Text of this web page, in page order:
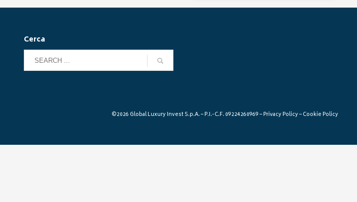
Cerca
©2026 Global Luxury Invest S.p.A. – P.I.-C.F. 09224260969 –Privacy Policy–Cookie Policy